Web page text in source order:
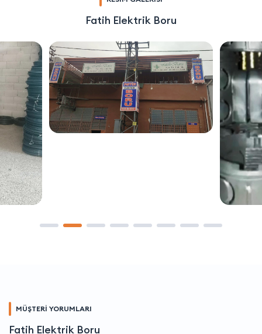
Fatih Elektrik Boru
MÜŞTERİ YORUMLARI
Fatih Elektrik Boru